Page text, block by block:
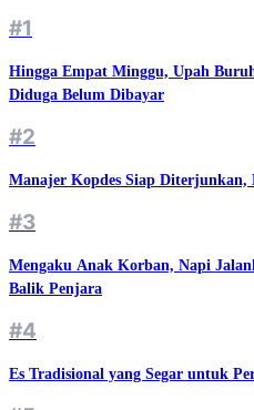
#1
Hingga Empat Minggu, Upah
Diduga Belum Dibayar
#2
Manajer Kopdes Siap Diterjunkan,
#3
Mengaku Anak Korban, Napi
Balik Penjara
#4
Es Tradisional yang Segar untuk